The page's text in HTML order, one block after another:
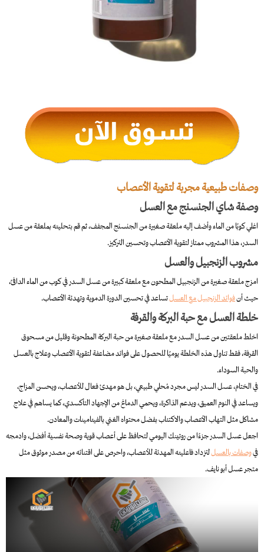
وصفات طبيعية مجربة لتقوية الأعصاب
وصفة شاي الجنسنج مع العسل
اغلي كوبًا من الماء وأضف إليه ملعقة صغيرة من الجنسنج المجفف، ثم قم بتحليته بملعقة من عسل
السدر، هذا المشروب ممتاز لتقوية الأعصاب وتحسين التركيز.
مشروب الزنجبيل والعسل
امزج ملعقة صغيرة من الزنجبيل المطحون مع ملعقة كبيرة من عسل السدر في كوب من الماء الدافئ،
حيث أنفوائد الزنجبيل مع العسلتساعد في تحسين الدورة الدموية وتهدئة الأعصاب.
خلطة العسل مع حبة البركة والقرفة
اخلط ملعقتين من عسل السدر مع ملعقة صغيرة من حبة البركة المطحونة وقليل من مسحوق
القرفة، فقط تناول هذه الخلطة يوميًا للحصول على فوائد مضاعفة لتقوية الأعصاب وعلاج بالعسل
والحبة السوداء.
في الختام، عسل السدر ليس مجرد مُحلي طبيعي، بل هو مهدئ فعال للأعصاب، ويحسن المزاج،
ويساعد في النوم العميق، ويدعم الذاكرة، ويحمي الدماغ من الإجهاد التأكسدي، كما يساهم في علاج
مشاكل مثل التهاب الأعصاب والاكتئاب بفضل محتواه الغني بالفيتامينات والمعادن.
اجعل عسل السدر جزءًا من روتينك اليومي لتحافظ على أعصاب قوية وصحة نفسية أفضل، وادمجه
فيوصفات بالعسللتزداد فاعليته المهدئة للأعصاب، واحرص على اقتنائه من مصدر موثوق مثل
متجر عسل أبو نايف.